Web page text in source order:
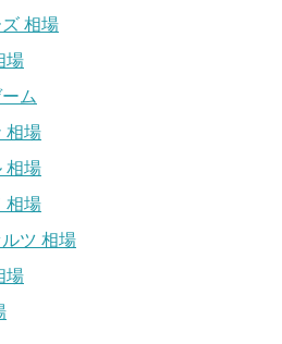
相場
場
ム
相場
相場
相場
ツ 相場
場